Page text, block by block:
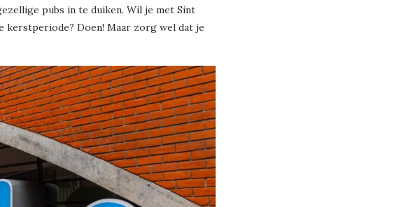
pubs in te duiken. Wil je met Sint
kerstperiode? Doen! Maar zorg wel dat je